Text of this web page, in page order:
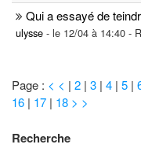
Qui a essayé de
ulysse - le 12/04 à 14:40 -
Page : < < | 2 | 3 | 4 | 5 |
16 | 17 | 18 > >
Recherche